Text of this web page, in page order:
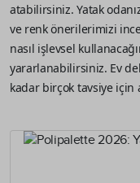
atabilirsiniz. Yatak
ve renk önerilerimizi
nasıl işlevsel
yararlanabilirsiniz. Ev
kadar birçok tavsiye için